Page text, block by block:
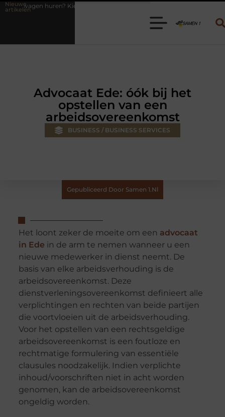
Nieuwe
artikelen
de juiste aanhanger voor jouw klus
Advocaat Ede: óók bij het
opstellen van een
arbeidsovereenkomst
BUSINESS / BUSINESS SERVICES
Gepubliceerd Door Samen 1.nl
Het loont zeker de moeite om een advocaat
in Ede in de arm te nemen wanneer u een
nieuwe medewerker in dienst neemt. De
basis van elke arbeidsverhouding is de
arbeidsovereenkomst. Deze
dienstverleningsovereenkomst definieert alle
verplichtingen en rechten van beide partijen
die voortvloeien uit de arbeidsverhouding.
Voor het opstellen van een rechtsgeldige
arbeidsovereenkomst is een foutloze en
rechtmatige formulering van essentiële
clausules noodzakelijk. Indien verplichte
inhoud/voorschriften niet in acht worden
genomen, kan de arbeidsovereenkomst
ongeldig worden.